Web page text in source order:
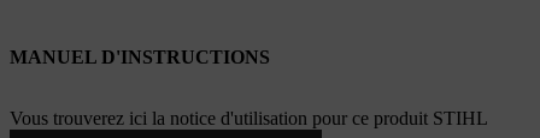
MANUEL D'INSTRUCTIONS
Vous trouverez ici la notice d'utilisation pour ce produit STIHL